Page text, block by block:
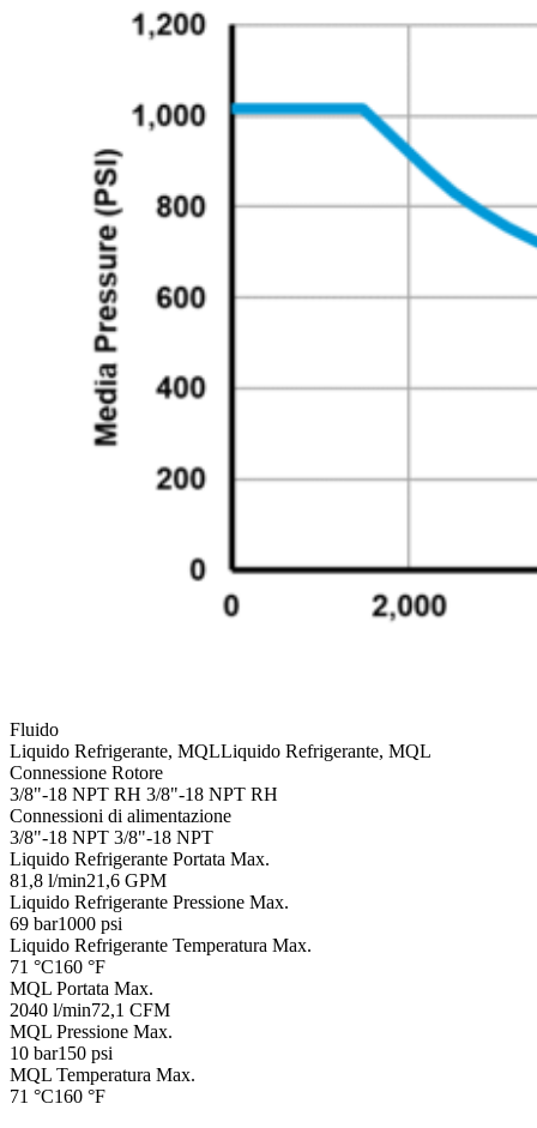
Fluido
Liquido Refrigerante, MQLLiquido Refrigerante, MQL
Connessione Rotore
3/8"-18 NPT RH 3/8"-18 NPT RH
Connessioni di alimentazione
3/8"-18 NPT 3/8"-18 NPT
Liquido Refrigerante Portata Max.
81,8 l/min21,6 GPM
Liquido Refrigerante Pressione Max.
69 bar1000 psi
Liquido Refrigerante Temperatura Max.
71 °C160 °F
MQL Portata Max.
2040 l/min72,1 CFM
MQL Pressione Max.
10 bar150 psi
MQL Temperatura Max.
71 °C160 °F